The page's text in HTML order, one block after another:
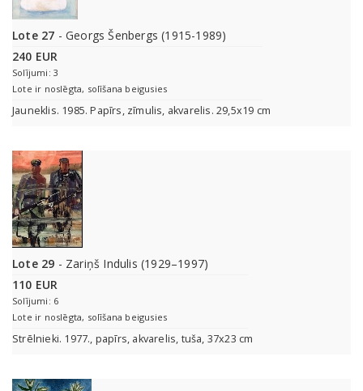
Lote 27 - Georgs Šenbergs (1915-1989)
240 EUR
Solījumi: 3
Lote ir noslēgta, solīšana beigusies
Jauneklis. 1985. Papīrs, zīmulis, akvarelis. 29,5x19 cm
Lote 29 - Zariņš Indulis (1929–1997)
110 EUR
Solījumi: 6
Lote ir noslēgta, solīšana beigusies
Strēlnieki. 1977., papīrs, akvarelis, tuša, 37x23 cm